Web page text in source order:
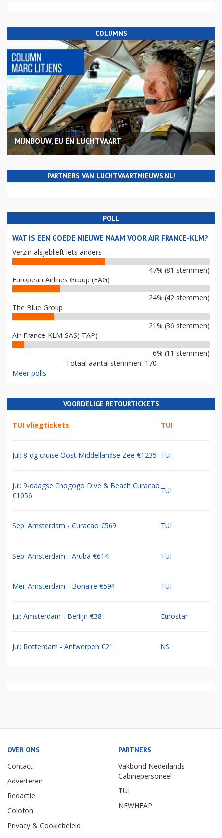
COLUMNS
MIJNBOUW, EU EN LUCHTVAART
PARTNERS VAN LUCHTVAARTNIEUWS.NL!
POLL
WAT IS EEN GOEDE NIEUWE NAAM VOOR AIR FRANCE-KLM?
Verzin alsjeblieft iets anders
47% (81 stemmen)
European Airlines Group (EAG)
24% (42 stemmen)
The Blue Group
21% (36 stemmen)
Air-France-KLM-SAS(-TAP)
6% (11 stemmen)
Totaal aantal stemmen: 170
Meer polls
VOORDELIGE RETOURTICKETS
TUI vliegtickets TUI
Jul: 8-dg cruise Oost Middellandse Zee €1235 TUI
Jul: 9-daagse Chogogo Dive & Beach Curacao
€1056
TUI
Sep: Amsterdam - Curacao €569 TUI
Sep: Amsterdam - Aruba €614 TUI
Mei: Amsterdam - Bonaire €594 TUI
Jul: Amsterdam - Berlijn €38 Eurostar
Jul: Rotterdam - Antwerpen €21 NS
OVER ONS
Contact
Adverteren
Redactie
Colofon
Privacy & Cookiebeleid
PARTNERS
Vakbond Nederlands
Cabinepersoneel
TUI
NEWHEAP